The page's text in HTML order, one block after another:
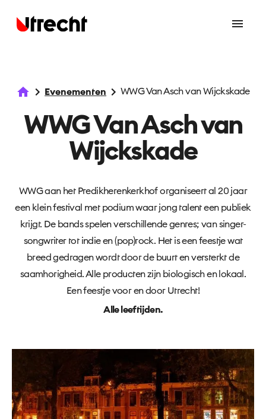
Evenementen WWG Van Asch van Wijckskade
WWG Van Asch van
Wijckskade
WWG aan het Predikherenkerkhof organiseert al 20 jaar
een klein festival met podium waar jong talent een publiek
krijgt. De bands spelen verschillende genres; van singer-
songwriter tot indie en (pop)rock. Het is een feestje wat
breed gedragen wordt door de buurt en versterkt de
saamhorigheid. Alle producten zijn biologisch en lokaal.
Een feestje voor en door Utrecht!
Alle leeftijden.